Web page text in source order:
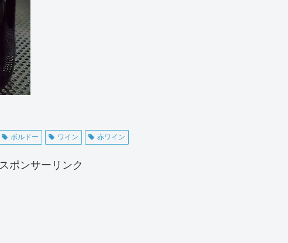
ボルドー ワイン 赤ワイン
スポンサーリンク